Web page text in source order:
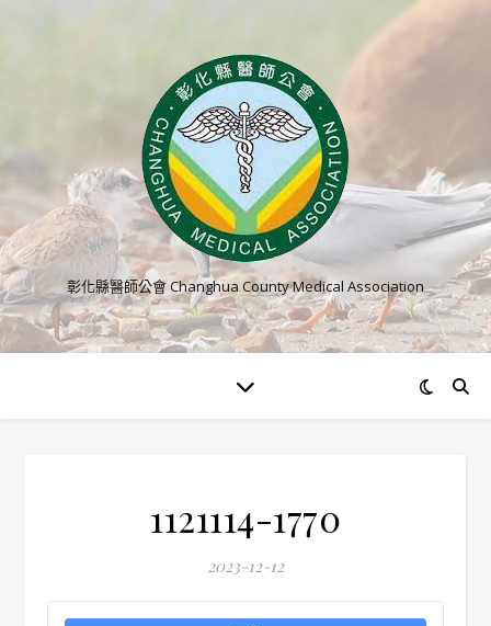
彰化縣醫師公會 Changhua County Medical Association
1121114-1770
2023-12-12